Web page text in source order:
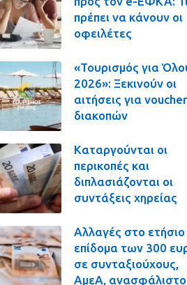
πρέπει να κάνουν οι
οφειλέτες
«Τουρισμός για
2026»: Ξεκινούν οι
αιτήσεις για
διακοπών
Καταργούνται οι
περικοπές και
διπλασιάζονται οι
συντάξεις χηρείας
Αλλαγές στο ετήσιο
επίδομα των 300
σε συνταξιούχους,
ΑμεΑ,